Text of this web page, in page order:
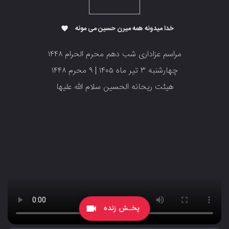
videocam پخـش زنده
خدا میدونه همه میرن حسین می مونه favorite
مراسم عزاداری شب دهم محرم الحرام ۱۴۴۸
‌‌‌‌‌‌‌‌‌‌چهارشنبه ۳ تیر ماه ۱۴۰۵ | ۹ محرم ۱۴۴۸
‌‌‌‌‌‌‌‌‌‌‌‌‌هیئت ریحانه الحسین سلام الله علیها